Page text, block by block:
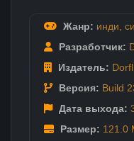
Жанр: инди
Разработчик:
Издатель: Dorfl
Версия: Build
Дата выхода:
Размер: 121.0